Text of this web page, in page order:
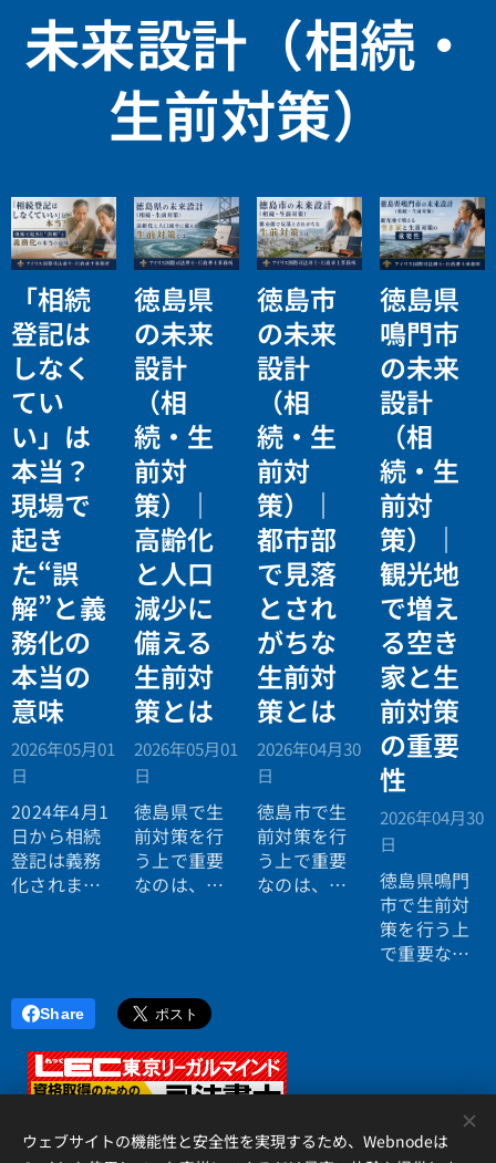
未来設計（相続・
生前対策）
「相続
登記は
しなく
てい
い」は
本当？
現場で
起き
た“誤
解”と義
務化の
本当の
意味
2026年05月01
日
2024年4月1
日から相続
登記は義務
化されまし
いれば大丈
夫」「登記
は不要」と
いった誤解
が今も残っ
ています。
本記事で
徳島県
の未来
設計
（相
続・生
前対
策）｜
高齢化
と人口
減少に
備える
生前対
策とは
2026年05月01
日
徳島県で生
前対策を行
う上で重要
なのは、
す。高齢化
が進み、若
年層の流出
が続く中
で、相続や
認知症の問
題は"遠隔で
徳島市
の未来
設計
（相
続・生
前対
策）｜
都市部
で見落
とされ
がちな
生前対
策とは
2026年04月30
日
徳島市で生
前対策を行
う上で重要
なのは、
すること」
です。生活
環境が整っ
ている都市
部では、相
徳島県
鳴門市
の未来
設計
（相
続・生
前対
策）｜
観光地
で増え
る空き
家と生
前対策
の重要
性
2026年04月30
日
徳島県鳴門
市で生前対
策を行う上
で重要なの
と」です。
観光地とし
ての魅力が
Share
ウェブサイトの機能性と安全性を実現するため、Webnodeは